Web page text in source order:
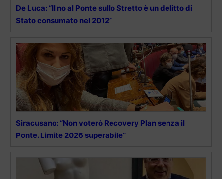
De Luca: “Il no al Ponte sullo Stretto è un delitto di
Stato consumato nel 2012”
Siracusano: “Non voterò Recovery Plan senza il
Ponte. Limite 2026 superabile”